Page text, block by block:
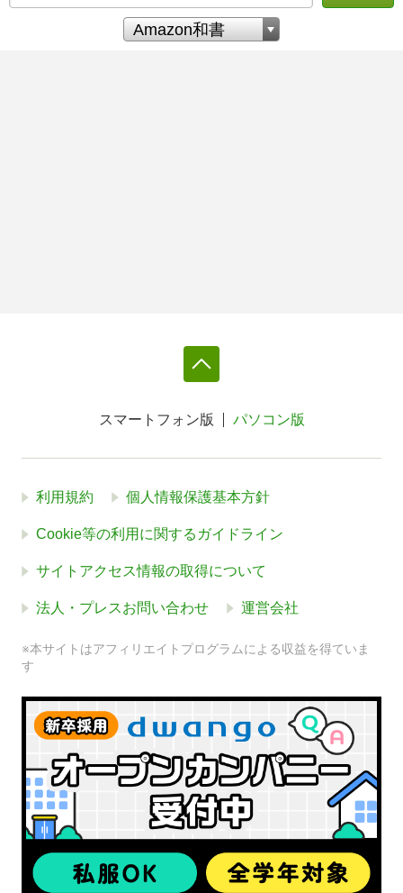
スマートフォン版 パソコン版
利用規約 個人情報保護基本方針
Cookie等の利用に関するガイドライン
サイトアクセス情報の取得について
法人・プレスお問い合わせ 運営会社
※本サイトはアフィリエイトプログラムによる収益を得ていま
す